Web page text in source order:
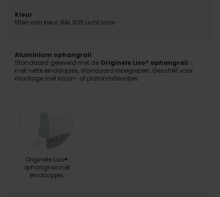
Kleur
Effen van kleur; RAL 1015 Licht ivoor
Aluminium ophangrail
Standaard geleverd met de Originele Liso® ophangrail –
met nette einddopjes, standaard inbegrepen. Geschikt voor
montage met kozijn- of plafondsteuntjes.
Originele Liso®
ophangrail met
einddopjes